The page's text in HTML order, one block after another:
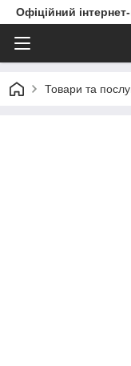
Офіційний
Товари та